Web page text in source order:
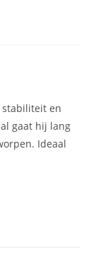
stabiliteit en
gaat hij lang
Ideaal